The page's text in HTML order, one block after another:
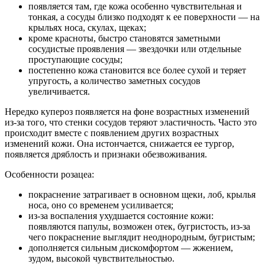
появляется там, где кожа особенно чувствительная и
тонкая, а сосуды близко подходят к ее поверхности — на
крыльях носа, скулах, щеках;
кроме красноты, быстро становятся заметными
сосудистые проявления — звездочки или отдельные
проступающие сосуды;
постепенно кожа становится все более сухой и теряет
упругость, а количество заметных сосудов
увеличивается.
Нередко купероз появляется на фоне возрастных изменений
из-за того, что стенки сосудов теряют эластичность. Часто это
происходит вместе с появлением других возрастных
изменений кожи. Она истончается, снижается ее тургор,
появляется дряблость и признаки обезвоживания.
Особенности розацеа:
покраснение затрагивает в основном щеки, лоб, крылья
носа, оно со временем усиливается;
из-за воспаления ухудшается состояние кожи:
появляются папулы, возможен отек, бугристость, из-за
чего покраснение выглядит неоднородным, бугристым;
дополняется сильным дискомфортом — жжением,
зудом, высокой чувствительностью.